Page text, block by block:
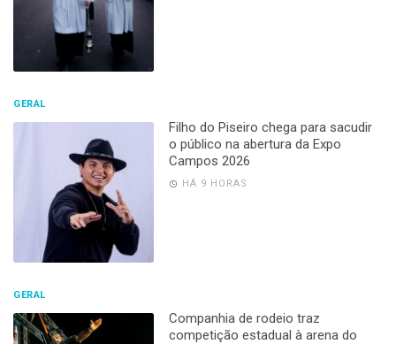
GERAL
Filho do Piseiro chega para sacudir
o público na abertura da Expo
Campos 2026
HÁ 9 HORAS
GERAL
Companhia de rodeio traz
competição estadual à arena do